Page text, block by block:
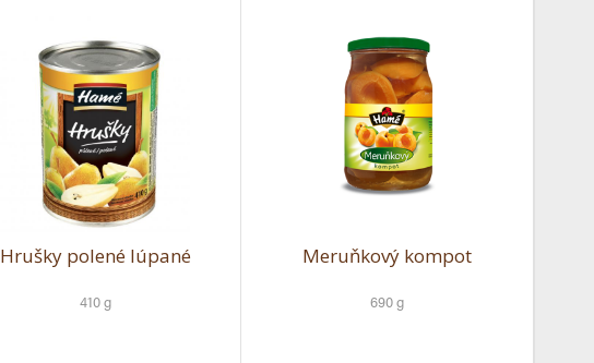
Hrušky polené lúpané
410 g
Meruňkový kompot
690 g